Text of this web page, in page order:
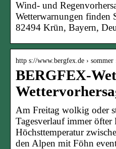
Wind- und
Wetterwarnungen finden
82494 Krün, Bayern,
http s://www.bergfex.de › sommer
BERGFEX-
Am Freitag wolkig oder
Tagesverlauf immer öfter
Höchsttemperatur
den Alpen mit Föhn